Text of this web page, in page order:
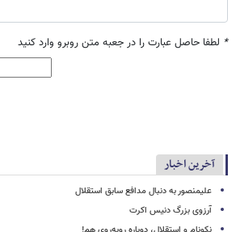
* لطفا حاصل عبارت را در جعبه متن روبرو وارد کنید
آخرین اخبار
علیمنصور به دنبال مدافع سابق استقلال
آرزوی بزرگ دنیس اکرت